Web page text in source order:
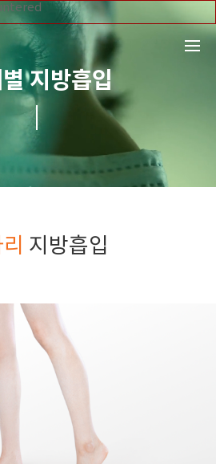
supplied for foreach()
application/views/mobile/
application/views/mobile/
application/core/
application/controllers/
지방흡입
지방흡입